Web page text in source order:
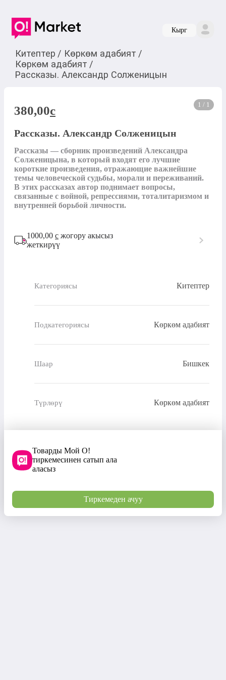
Кырг
Китептер / Көркөм адабият /
Көркөм адабият /
Рассказы. Александр Солженицын
1 / 1
380,00c
Рассказы. Александр Солженицын
Рассказы — сборник произведений Александра
Солженицына, в который входят его лучшие
короткие произведения, отражающие важнейшие
темы человеческой судьбы, морали и переживаний.
В этих рассказах автор поднимает вопросы,
связанные с войной, репрессиями, тоталитаризмом и
внутренней борьбой личности.
1000,00 с жогору акысыз
жеткирүү
Категориясы Китептер
Подкатегориясы Көркөм адабият
Шаар Бишкек
Түрлөрү Көркөм адабият
Товарды Мой О!
тиркемесинен сатып ала
аласыз
Тиркемеден ачуу